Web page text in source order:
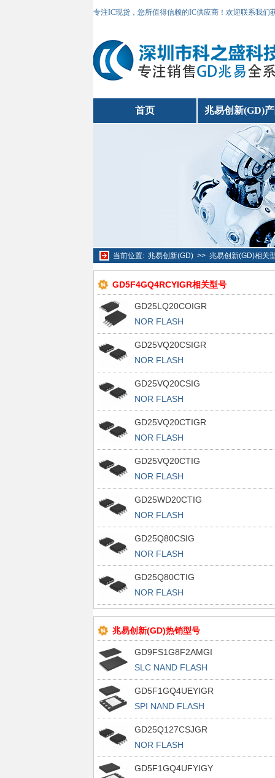
专注IC现货，您所值得信赖的IC供应商！欢迎联系我们
首页 兆易创新(GD)
当前位置: 兆易创新(GD)>> 兆易创新(GD)相关
GD5F4GQ4RCYIGR相关型号
GD25LQ20COIGR
NOR FLASH
GD25VQ20CSIGR
NOR FLASH
GD25VQ20CSIG
NOR FLASH
GD25VQ20CTIGR
NOR FLASH
GD25VQ20CTIG
NOR FLASH
GD25WD20CTIG
NOR FLASH
GD25Q80CSIG
NOR FLASH
GD25Q80CTIG
NOR FLASH
兆易创新(GD)热销型号
GD9FS1G8F2AMGI
SLC NAND FLASH
GD5F1GQ4UEYIGR
SPI NAND FLASH
GD25Q127CSJGR
NOR FLASH
GD5F1GQ4UFYIGY